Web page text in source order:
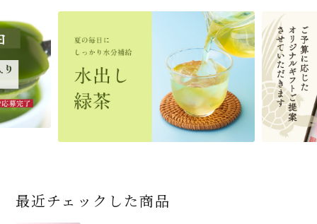
宇治抹茶だいふく 和
三盆仕立て 6個入
2,592 (税込)
お茶屋の京都 宇治抹
1,743 (税込)
近江米と日本酒の「み
ずかがみ」パウンドケ
ーキ（カット）-単品-
540 (税込)
商品一覧はこちら
緑茶ティーパック（セ
ンパックシリーズ） 5g
×50袋
864 (税込)
ありがとう メッセージ
付き緑茶ティーバッグ
410 (税込)
【季節限定】水出し緑
茶詰合せ 気軽に愉し
むセット
1,420 (税込)
商品一覧はこちら
宇治抹茶そば3袋・そ
ばつゆ6袋（6人前）セ
ット 化粧箱（カート
ン/ギフトボックス）
3,032 (税込)
宇治抹茶そば２袋・そ
2,278 (税込)
【送料込み】宇治抹茶
そば160ｇ×2袋（4人
前）＋特撰そばつゆ4
個（ポスト便）
2,028 (税込)
商品一覧はこちら
老舗茶舗の宇治抹茶
かすていらと宇治冠煎
茶の詰合せ
4,112 (税込)
宇治抹茶焼き菓子詰
4,511 (税込)
老舗茶舗のひやひやス
イーツセット 3種6個
3,356 (税込)
商品一覧はこちら
茶道具 帛紗 ふくさ 無
地 正絹帛紗 7匁(もん
め) (朱・赤・紫) (ポス
ト便対応可)
4,730 (税込)
茶道具 扇子（せんす）
扇子 利休百首 白竹 6
1,716 (税込)
茶道具 抹茶茶碗（まっ
ちゃちゃわん） 刷毛目
茶碗 前田 瑞雲
4,290 (税込)
商品一覧はこちら
最近チェックした商品